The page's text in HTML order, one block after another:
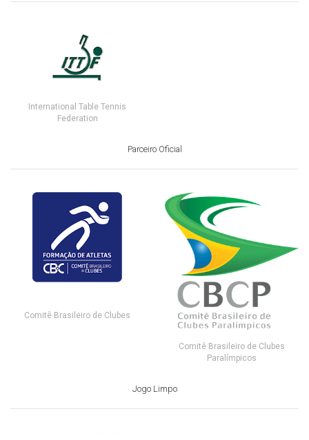
International Table Tennis
Federation
Parceiro Oficial
Comitê Brasileiro de Clubes
Comitê Brasileiro de Clubes
Paralímpicos
Jogo Limpo